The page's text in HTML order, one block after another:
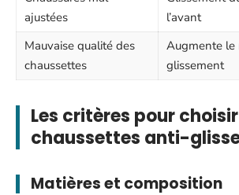
ajustées
l’avant
Mauvaise qualité des
chaussettes
Augmente le
glissement
Les critères pour
chaussettes anti-
Matières et composition